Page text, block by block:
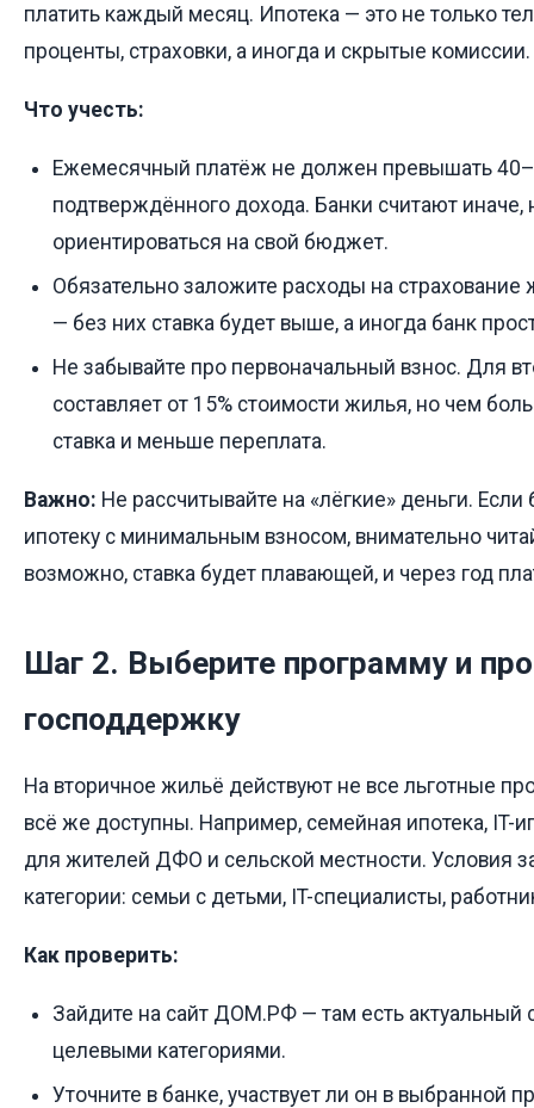
платить каждый месяц. Ипотека — это не только
проценты, страховки, а иногда и скрытые комиссии.
Что учесть:
Ежемесячный платёж не должен превышать
подтверждённого дохода. Банки считают иначе,
ориентироваться на свой бюджет.
Обязательно заложите расходы на
— без них ставка будет выше, а иногда банк
Не забывайте про первоначальный взнос. Для
составляет от 15% стоимости жилья, но чем
ставка и меньше переплата.
Важно: Не рассчитывайте на «лёгкие» деньги. Если
ипотеку с минимальным взносом, внимательно
возможно, ставка будет плавающей, и через год
Шаг 2. Выберите программу и
господдержку
На вторичное жильё действуют не все льготные
всё же доступны. Например, семейная ипотека, IT-
для жителей ДФО и сельской местности. Условия
категории: семьи с детьми, IT-специалисты,
Как проверить:
Зайдите на сайт ДОМ.РФ — там есть актуальный
целевыми категориями.
Уточните в банке, участвует ли он в выбранной